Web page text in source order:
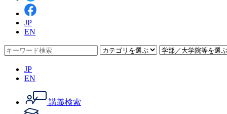
JP
EN
JP
EN
講義検索